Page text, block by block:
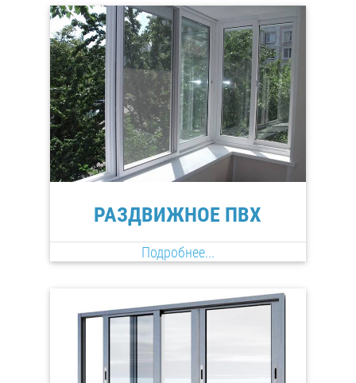
РАЗДВИЖНОЕ ПВХ
Подробнее...